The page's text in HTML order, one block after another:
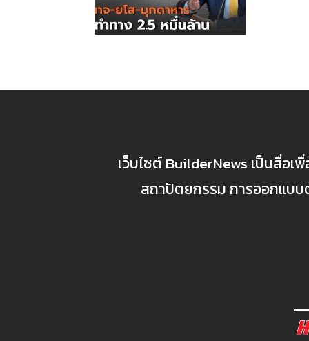
เว็บไซต์ BuilderNews เป็นสื่อ
สถาปัตยกรรม การออกแบบ